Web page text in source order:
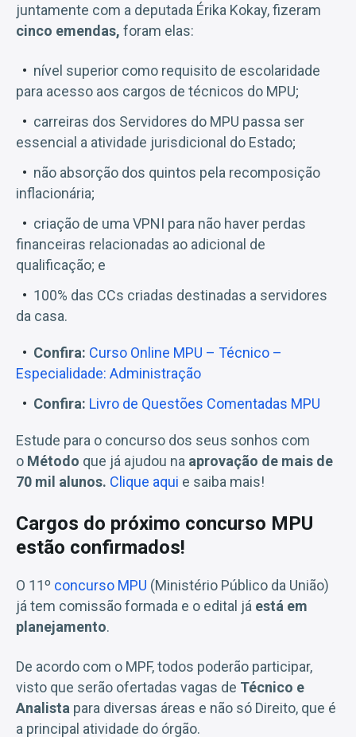
juntamente com a deputada Érika Kokay, fizeram
cinco emendas, foram elas:
nível superior como requisito de escolaridade
para acesso aos cargos de técnicos do MPU;
carreiras dos Servidores do MPU passa ser
essencial a atividade jurisdicional do Estado;
não absorção dos quintos pela recomposição
inflacionária;
criação de uma VPNI para não haver perdas
financeiras relacionadas ao adicional de
qualificação; e
100% das CCs criadas destinadas a servidores
da casa.
Confira: Curso Online MPU – Técnico –
Especialidade: Administração
Confira: Livro de Questões Comentadas MPU
Estude para o concurso dos seus sonhos com
o Método que já ajudou na aprovação de mais de
70 mil alunos. Clique aqui e saiba mais!
Cargos do próximo concurso MPU
estão confirmados!
O 11º concurso MPU (Ministério Público da União)
já tem comissão formada e o edital já está em
planejamento.
De acordo com o MPF, todos poderão participar,
visto que serão ofertadas vagas de Técnico e
Analista para diversas áreas e não só Direito, que é
a principal atividade do órgão.